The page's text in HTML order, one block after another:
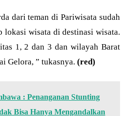
dari teman di Pariwisata sudah
lokasi wisata di destinasi wisata.
1, 2 dan 3 dan wilayah Barat
Gelora, ” tukasnya. (red)
: Penanganan Stunting
Bisa Hanya Mengandalkan